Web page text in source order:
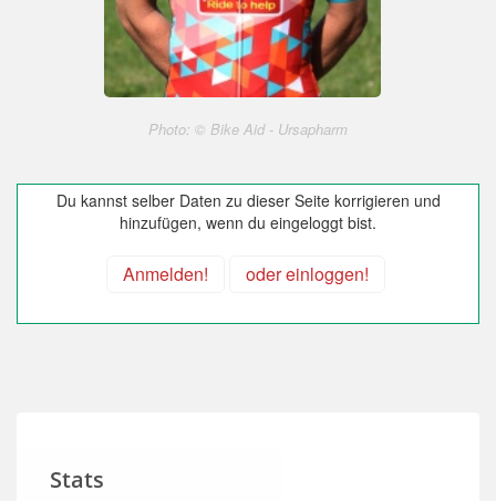
Photo: © Bike Aid - Ursapharm
Du kannst selber Daten zu dieser Seite korrigieren und
hinzufügen, wenn du eingeloggt bist.
Anmelden! oder einloggen!
Stats